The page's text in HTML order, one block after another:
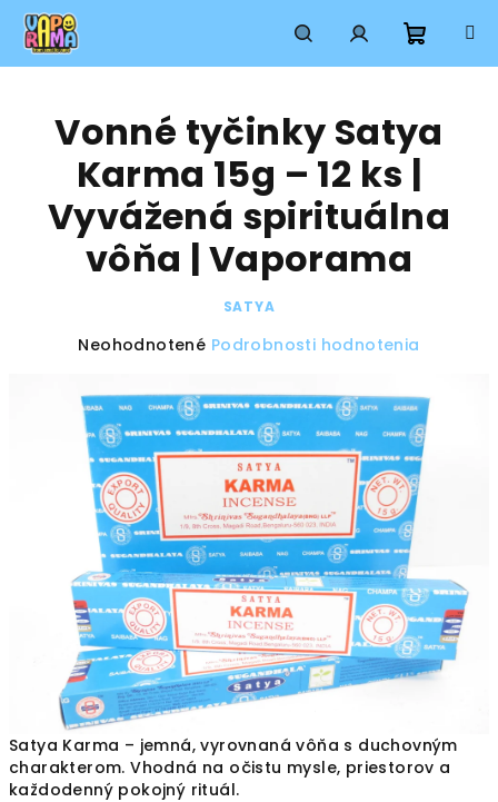
Prejsť
obsah
HľadaťPrihlásenie
košík
Satya Karma – jemná, vyrovnaná vôňa s duchovným
charakterom. Vhodná na očistu mysle, priestorov a
každodenný pokojný rituál.
Vonné tyčinky Satya
Karma 15g – 12 ks |
Vyvážená spirituálna
vôňa | Vaporama
SATYA
Priemerné
produktu
je
0,0
hviezdičiek.
Neohodnotené Podrobnosti hodnotenia